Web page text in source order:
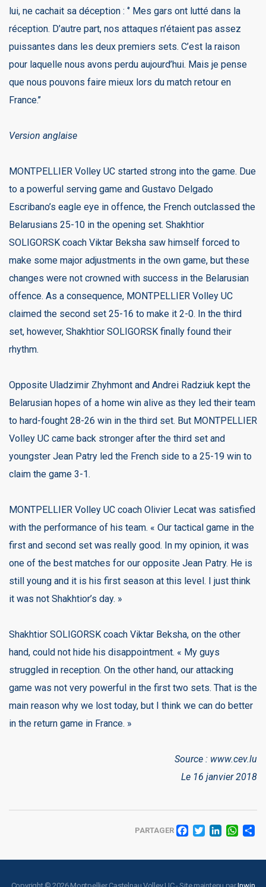
lui, ne cachait sa déception : ‘’ Mes gars ont lutté dans la
réception. D’autre part, nos attaques n’étaient pas assez
puissantes dans les deux premiers sets. C’est la raison
pour laquelle nous avons perdu aujourd’hui. Mais je pense
que nous pouvons faire mieux lors du match retour en
France.’’
Version anglaise
MONTPELLIER Volley UC started strong into the game. Due
to a powerful serving game and Gustavo Delgado
Escribano’s eagle eye in offence, the French outclassed the
Belarusians 25-10 in the opening set. Shakhtior
SOLIGORSK coach Viktar Beksha saw himself forced to
make some major adjustments in the own game, but these
changes were not crowned with success in the Belarusian
offence. As a consequence, MONTPELLIER Volley UC
claimed the second set 25-16 to make it 2-0. In the third
set, however, Shakhtior SOLIGORSK finally found their
rhythm.
Opposite Uladzimir Zhyhmont and Andrei Radziuk kept the
Belarusian hopes of a home win alive as they led their team
to hard-fought 28-26 win in the third set. But MONTPELLIER
Volley UC came back stronger after the third set and
youngster Jean Patry led the French side to a 25-19 win to
claim the game 3-1.
MONTPELLIER Volley UC coach Olivier Lecat was satisfied
with the performance of his team. « Our tactical game in the
first and second set was really good. In my opinion, it was
one of the best matches for our opposite Jean Patry. He is
still young and it is his first season at this level. I just think
it was not Shakhtior’s day. »
Shakhtior SOLIGORSK coach Viktar Beksha, on the other
hand, could not hide his disappointment. « My guys
struggled in reception. On the other hand, our attacking
game was not very powerful in the first two sets. That is the
main reason why we lost today, but I think we can do better
in the return game in France. »
Source : www.cev.lu
Le 16 janvier 2018
PARTAGER